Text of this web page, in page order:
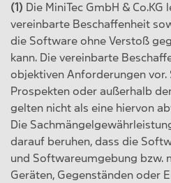
(1) Die MiniTec GmbH &
vereinbarte Beschaffenheit
die Software ohne Verstoß
kann. Die vereinbarte
objektiven Anforderungen vor.
Prospekten oder außerhalb
gelten nicht als eine hiervon
Die
darauf beruhen, dass die
und Softwareumgebung bzw.
Geräten, Gegenständen oder